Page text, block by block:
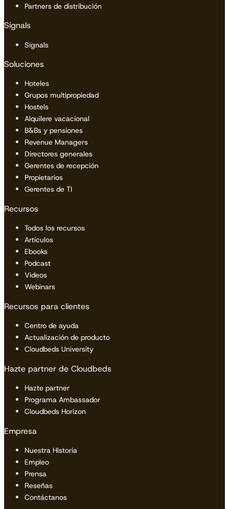
Partners de distribución
Signals
Signals
Soluciones
Hoteles
Grupos multipropiedad
Hostels
Alquilere vacacional
B&Bs y pensiones
Revenue Managers
Directores generales
Gerentes de recepción
Propietarios
Gerentes de TI
Recursos
Todos los recursos
Artículos
Ebooks
Podcast
Videos
Webinars
Recursos para clientes
Centro de ayuda
Actualización de producto
Cloudbeds University
Hazte partner de Cloudbeds
Hazte partner
Programa Ambassador
Cloudbeds Horizon
Empresa
Nuestra Historia
Empleo
Prensa
Reseñas
Contáctanos